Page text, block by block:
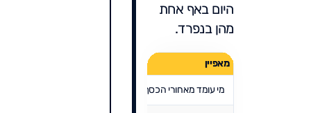
היום באף אחת
מהן בנפרד.
מאפיין
מי עומד מאחורי הכסף